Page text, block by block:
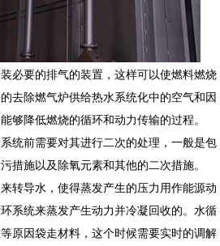
必要的排气的装置，这样可以使燃料燃烧
去除燃气炉供给热水系统化中的空气和因
够降低燃烧的循环和动力传输的过程。
统前需要对其进行二次的处理，一般是包
措施以及除氧元素和其他的二次措施。
转导水，使得蒸发产生的压力用作能源动
系统来蒸发产生动力并冷凝回收的。水循
原因袋走材料，这个时候需要实时的调解